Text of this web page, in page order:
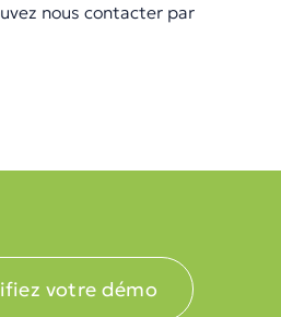
nous contacter par
votre démo